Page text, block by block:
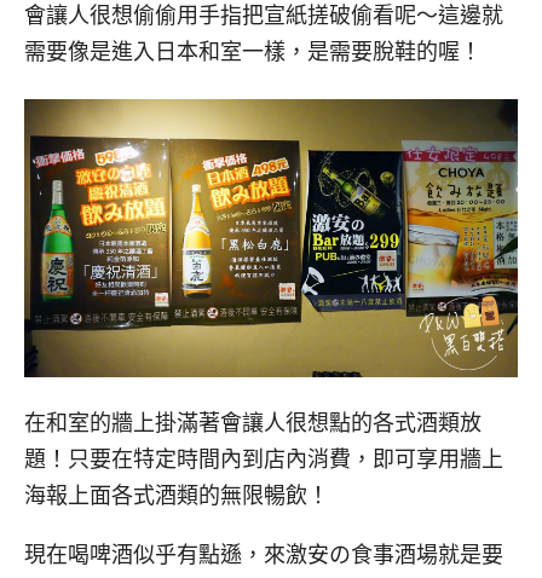
會讓人很想偷偷用手指把宣紙搓破偷看呢～這邊就
需要像是進入日本和室一樣，是需要脫鞋的喔！
在和室的牆上掛滿著會讓人很想點的各式酒類放
題！只要在特定時間內到店內消費，即可享用牆上
海報上面各式酒類的無限暢飲！
現在喝啤酒似乎有點遜，來激安の食事酒場就是要